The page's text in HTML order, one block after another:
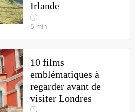
Irlande
5 min
10 films
emblématiques à
regarder avant de
visiter Londres